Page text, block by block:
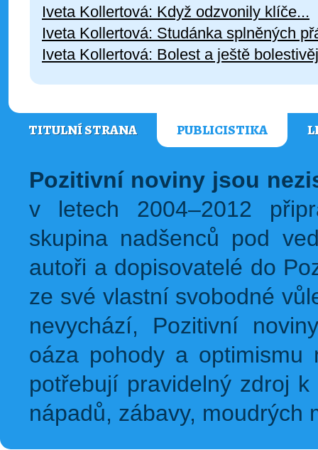
Iveta Kollertová: Když odzvonily klíče...
Iveta Kollertová: Studánka splněných
Iveta Kollertová: Bolest a ještě
TITULNÍ STRANA PUBLICISTIKA
Pozitivní noviny jsou
v letech 2004–2012
skupina nadšenců pod
autoři a dopisovatelé do
ze své vlastní svobodné
nevychází, Pozitivní
oáza pohody a
potřebují pravidelný zdroj
nápadů, zábavy, moudrých